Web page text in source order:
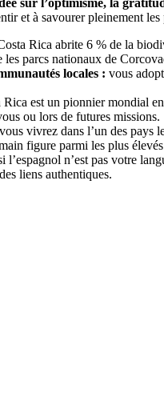
sur l’optimisme, la
et à savourer pleinement
Rica abrite 6 % de la
les parcs nationaux de
locales : vous
Rica est un pionnier mondial
ou lors de futures missions.
vous vivrez dans l’un des pays
figure parmi les plus
l’espagnol n’est pas votre
liens authentiques.